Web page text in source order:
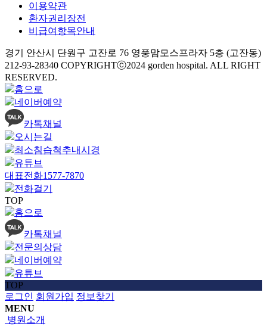
이용약관
환자권리장전
비급여항목안내
경기 안산시 단원구 고잔로 76 영풍맘모스프라자 5층 (고잔동)
212-93-28340 COPYRIGHTⓒ2024 gorden hospital. ALL RIGHT
RESERVED.
홈으로
네이버예약
카톡채널
오시는길
최소침습척추내시경
유튜브
대표전화1577-7870
전화걸기
TOP
홈으로
카톡채널
전문의상담
네이버예약
유튜브
TOP
로그인 회원가입 정보찾기
MENU
병원소개